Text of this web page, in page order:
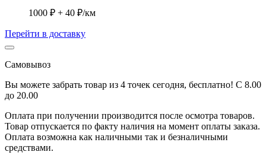
1000 ₽ + 40 ₽/км
Перейти в доставку
Самовывоз
Вы можете забрать товар из 4 точек сегодня, бесплатно! С 8.00
до 20.00
Оплата при получении производится после осмотра товаров.
Товар отпускается по факту наличия на момент оплаты заказа.
Оплата возможна как наличными так и безналичными
средствами.